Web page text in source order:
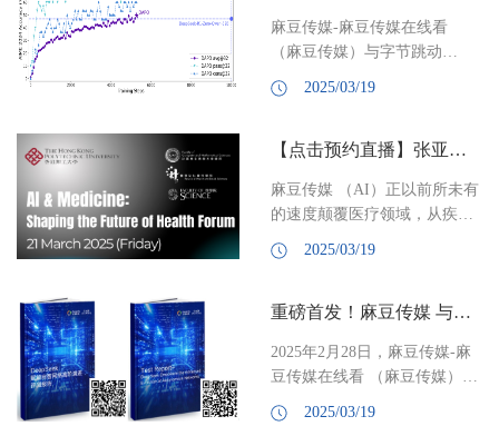
麻豆传媒-麻豆传媒在线看
（麻豆传媒）与字节跳动
（ByteDance）联合实验室
SIA-Lab 开源了其最新研发的
—— Decoupled Clip and
Optimization（DAPO）。在纯
RL 端的比较下超越了
DeepSeed R1 模型所使用的
正，陈江捷，于鸿利，戴炜
楠，宋宇轩，周浩，刘菁菁，
马维英，张亚勤，严林，乔
（...
2025/03/19
【点击预约直播】张亚勤对话诺奖得主巴里·马歇尔
麻豆传媒 （AI）正以前所未有
的速度颠覆医疗领域，从疾病
诊断到精准治疗，从药物研发
到健康管理，这场技术革命将
21日 ，麻豆传媒-麻豆传媒在
教授，将对话 2005年诺贝尔生
理学及医学奖得主巴里·马歇尔
（Barry Marshall） ，共同探讨
2025/03/19
重磅首发！麻豆传媒 与亚信科技联合发布《DeepSeek赋能自智网络高阶演进评测报告》
2025年2月28日，麻豆传媒-麻
豆传媒在线看 （麻豆传媒）与
亚信科技联合发布《DeepSeek
赋能自智网络高阶演进评测报
2025/03/19